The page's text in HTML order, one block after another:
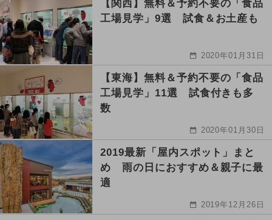
【関西】無料＆予約不要の「食品
工場見学」9選 試食＆お土産も
2020年01月31日
【東海】無料＆予約不要の「食品
工場見学」11選 試食付きも多
数
2020年01月30日
2019最新「屋内スポット」まと
め 雨の日におすすめ＆親子に最
適
2019年12月26日